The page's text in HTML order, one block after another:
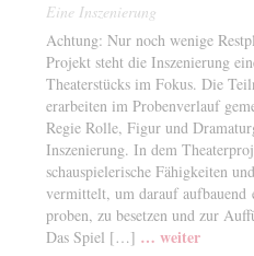
Eine Inszenierung
Achtung: Nur noch wenige
Projekt steht die Inszenierung
Theaterstücks im Fokus. Die
erarbeiten im Probenverlauf
Regie Rolle, Figur und
Inszenierung. In dem
schauspielerische Fähigkeiten
vermittelt, um darauf aufbauend
proben, zu besetzen und zur
Das Spiel […] … weiter